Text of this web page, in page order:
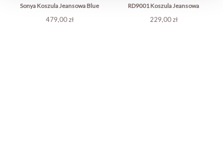
Sonya Koszula Jeansowa Blue
Cena
479,00 zł
RD9001 Koszula Jeansowa
Cena
229,00 zł